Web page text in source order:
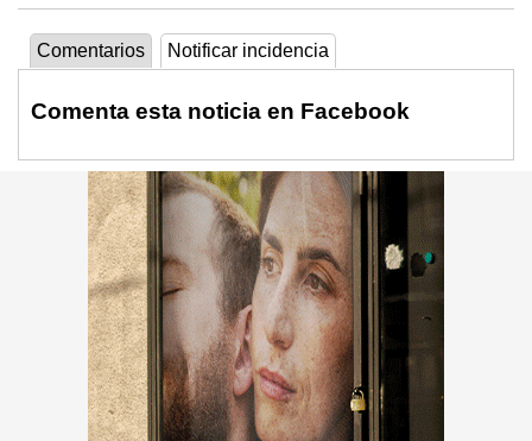
Comentarios Notificar incidencia
Comenta esta noticia en Facebook